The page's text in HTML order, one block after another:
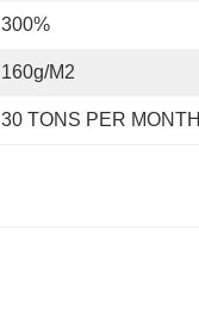
300%
160g/m2
30 TONS PER MONTH